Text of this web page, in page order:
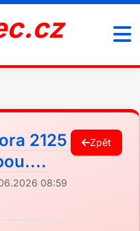
2125
08:59
Zpět